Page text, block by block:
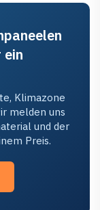
Klimazone
melden uns
und der
Preis.